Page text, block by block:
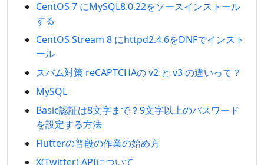
CentOS 7 にMySQL8.0.22をソースインストール
する
CentOS Stream 8 にhttpd2.4.6をDNFでインスト
ール
スパム対策 reCAPTCHAの v2 と v3 の違いって？
MySQL
Basic認証は8文字まで？9文字以上のパスワード
を設定する方法
Flutterの普段の作業の始め方
X(Twitter) APIについて